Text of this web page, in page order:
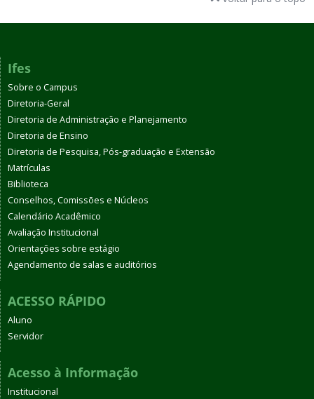
Ifes
Sobre o Campus
Diretoria-Geral
Diretoria de Administração e Planejamento
Diretoria de Ensino
Diretoria de Pesquisa, Pós-graduação e Extensão
Matrículas
Biblioteca
Conselhos, Comissões e Núcleos
Calendário Acadêmico
Avaliação Institucional
Orientações sobre estágio
Agendamento de salas e auditórios
ACESSO RÁPIDO
Aluno
Servidor
Acesso à Informação
Institucional